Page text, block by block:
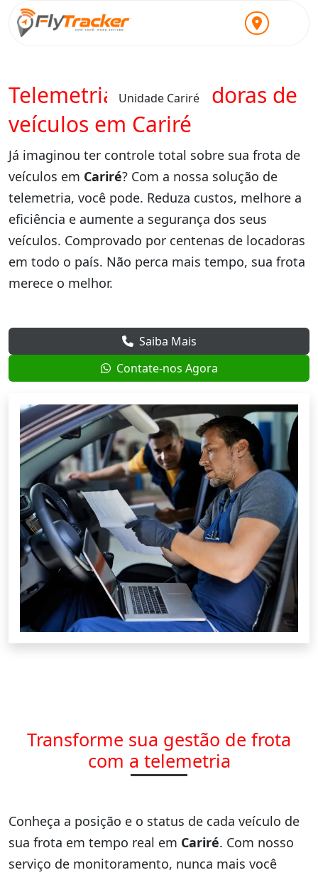
Unidade Cariré
Telemetria para locadoras de
veículos em Cariré
Já imaginou ter controle total sobre sua frota de
veículos em Cariré? Com a nossa solução de
telemetria, você pode. Reduza custos, melhore a
eficiência e aumente a segurança dos seus
veículos. Comprovado por centenas de locadoras
em todo o país. Não perca mais tempo, sua frota
merece o melhor.
Saiba Mais
Contate-nos Agora
Transforme sua gestão de frota
com a telemetria
Conheça a posição e o status de cada veículo de
sua frota em tempo real em Cariré. Com nosso
serviço de monitoramento, nunca mais você